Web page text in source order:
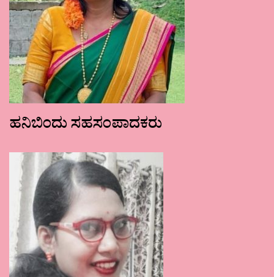
ಹನಿಬಿಂದು ಸಹಸಂಪಾದಕರು